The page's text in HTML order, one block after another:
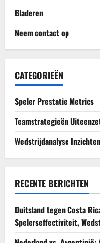
Bladeren
Neem contact op
CATEGORIEËN
Speler Prestatie Metrics
Teamstrategieën
Wedstrijdanalyse Inzichten
RECENTE BERICHTEN
Duitsland tegen Costa
Spelerseffectiviteit,